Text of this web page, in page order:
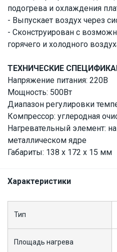
подогрева и охлаждения
- Выпускает воздух через
- Сконструирован с
горячего и холодного
ТЕХНИЧЕСКИЕ
Напряжение питания: 220В
Мощность: 500Вт
Диапазон регулировки
Компрессор: углеродная
Нагревательный элемент:
металлическом ядре
Габариты: 138 x 172 x 15 мм
Характеристики
Тип
Площадь нагрева